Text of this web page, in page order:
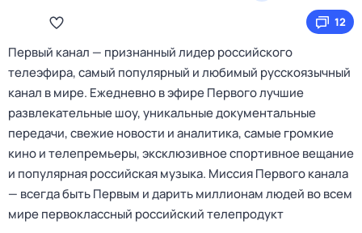
12
Первый канал — признанный лидер российского
телеэфира, самый популярный и любимый русскоязычный
канал в мире. Ежедневно в эфире Первого лучшие
развлекательные шоу, уникальные документальные
передачи, свежие новости и аналитика, самые громкие
кино и телепремьеры, эксклюзивное спортивное вещание
и популярная российская музыка. Миссия Первого канала
— всегда быть Первым и дарить миллионам людей во всем
мире первоклассный российский телепродукт